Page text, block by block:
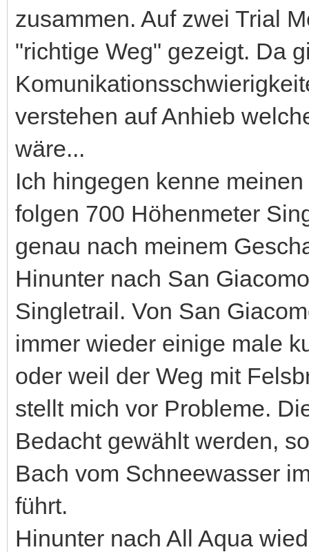
zusammen. Auf zwei Trial
"richtige Weg" gezeigt. Da
verstehen auf Anhieb
wäre...
Ich hingegen kenne
folgen 700 Höhenmeter
genau nach meinem
Hinunter nach San
Singletrail. Von San
immer wieder einige male
oder weil der Weg mit
stellt mich vor Probleme.
Bedacht gewählt werden,
Bach vom Schneewasser
führt.
Hinunter nach All Aqua